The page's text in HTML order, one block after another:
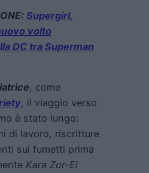
Supergirl,
volto
DC tra Superman
, come
, il viaggio verso
è stato lungo:
di lavoro, riscritture
sui fumetti prima
Kara Zor-El